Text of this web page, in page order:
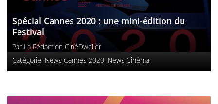
Spécial Cannes 2020 : une mini-édition du
Festival
Par La Rédaction CinéDweller
Catégorie: News Cannes 2020, News Cinéma